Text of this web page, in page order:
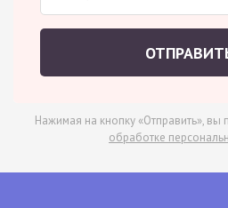
Нажимая на кнопку «Отправить», вы
обработке